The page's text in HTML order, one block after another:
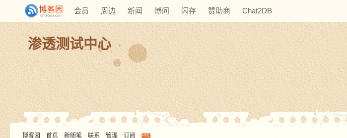
会员 周边 新闻 博问 闪存 赞助商 Chat2DB
渗透测试中心
博客园 首页 新随笔 联系 管理 订阅